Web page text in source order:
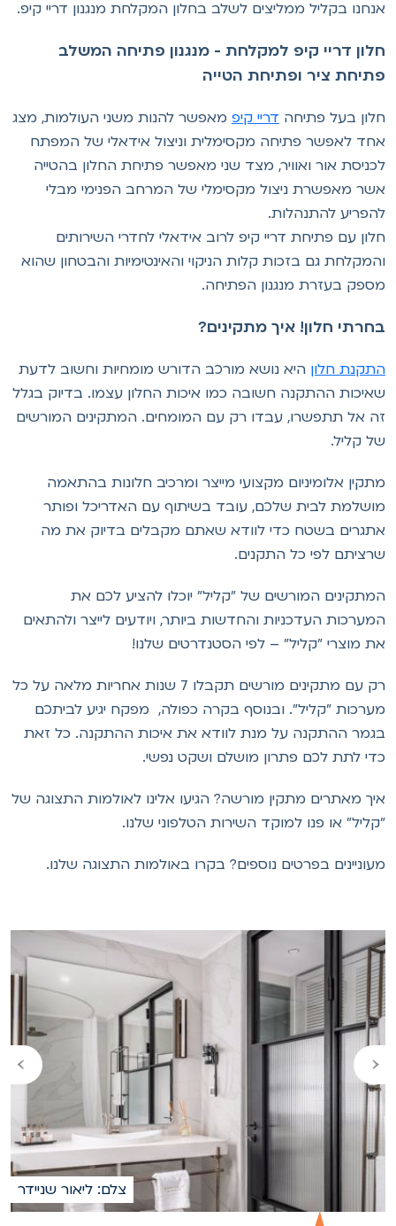
בקליל ממליצים לשלב בחלון המקלחת מנגנון דריי קיפ.
דריי קיפ למקלחת - מנגנון פתיחה המשלב
ציר ופתיחת הטייה
בעל פתיחהדריי קיפמאפשר להנות משני העולמות, מצג
לאפשר פתיחה מקסימלית וניצול אידאלי של המפתח
אור ואוויר, מצד שני מאפשר פתיחת החלון בהטייה
מאפשרת ניצול מקסימלי של המרחב הפנימי מבלי
להתנהלות.
עם פתיחת דריי קיפ לרוב אידאלי לחדרי השירותים
גם בזכות קלות הניקוי והאינטימיות והבטחון שהוא
בעזרת מנגנון הפתיחה.
חלון! איך מתקינים?
חלוןהיא נושא מורכב הדורש מומחיות וחשוב לדעת
ההתקנה חשובה כמו איכות החלון עצמו. בדיוק בגלל
אל תתפשרו, עבדו רק עם המומחים. המתקינים המורשים
קליל.
אלומיניום מקצועי מייצר ומרכיב חלונות בהתאמה
לבית שלכם, עובד בשיתוף עם האדריכל ופותר
בשטח כדי לוודא שאתם מקבלים בדיוק את מה
לפי כל התקנים.
המורשים של "קליל" יוכלו להציע לכם את
העדכניות והחדשות ביותר, ויודעים לייצר ולהתאים
מוצרי "קליל" – לפי הסטנדרטים שלנו!
רק עם מתקינים מורשים תקבלו 7 שנות אחריות מלאה על כל
"קליל". ובנוסף בקרה כפולה, מפקח יגיע לביתכם
ההתקנה על מנת לוודא את איכות ההתקנה. כל זאת
לתת לכם פתרון מושלם ושקט נפשי.
מאתרים מתקין מורשה? הגיעו אלינו לאולמות התצוגה של
או פנו למוקד השירות הטלפוני שלנו.
בפרטים נוספים? בקרו באולמות התצוגה שלנו.
צלם: ליאור שניידר
›